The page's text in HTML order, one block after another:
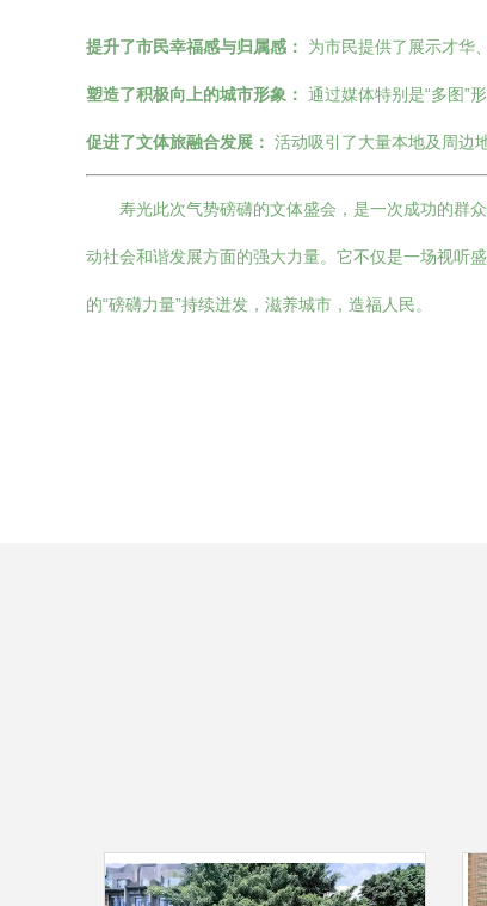
提升了市民幸福感与归属感： 为市民提供了展示才华
塑造了积极向上的城市形象： 通过媒体特别是“多图”
促进了文体旅融合发展： 活动吸引了大量本地及周边
寿光此次气势磅礴的文体盛会，是一次成功的群
动社会和谐发展方面的强大力量。它不仅是一场视听
的“磅礴力量”持续迸发，滋养城市，造福人民。